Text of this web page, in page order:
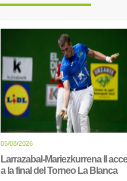
05/08/2026
Larrazabal-Mariezkurrena II
a la final del Torneo La Blanca